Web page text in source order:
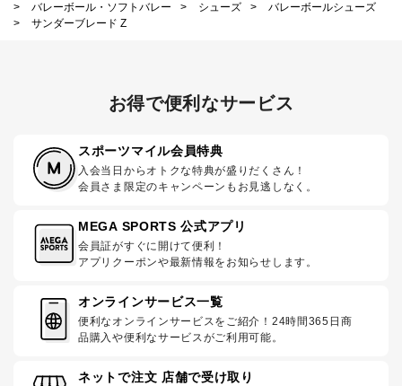
>
バレーボール・ソフトバレー > シューズ >
バレーボールシューズ
>
サンダーブレード Z
お得で便利なサービス
スポーツマイル会員特典
入会当日からオトクな特典が盛りだくさん！
会員さま限定のキャンペーンもお見逃しなく。
MEGA SPORTS 公式アプリ
会員証がすぐに開けて便利！
アプリクーポンや最新情報をお知らせします。
オンラインサービス一覧
便利なオンラインサービスをご紹介！24時間365日商
品購入や便利なサービスがご利用可能。
ネットで注文 店舗で受け取り